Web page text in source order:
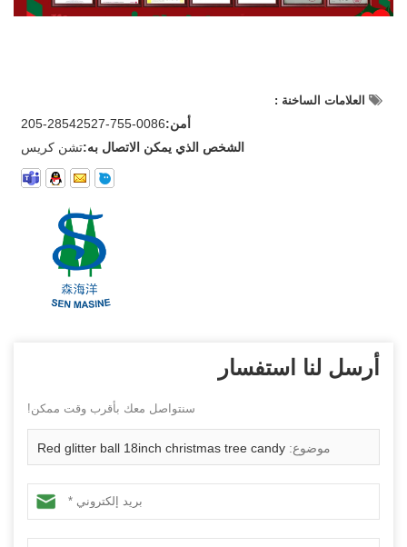
العلامات الساخنة :
أمن:0086-755-28542527-205
الشخص الذي يمكن الاتصال به:تشن كريس
أرسل لنا استفسار
سنتواصل معك بأقرب وقت ممكن!
موضوع: Red glitter ball 18inch christmas tree candy
ornaments for indoor decoration